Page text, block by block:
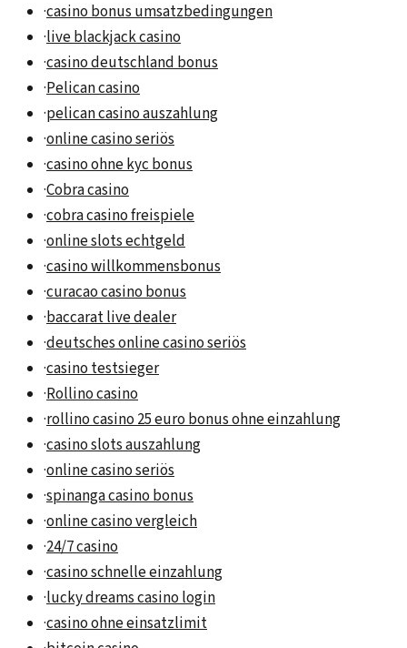
·casino bonus umsatzbedingungen
·live blackjack casino
·casino deutschland bonus
·Pelican casino
·pelican casino auszahlung
·online casino seriös
·casino ohne kyc bonus
·Cobra casino
·cobra casino freispiele
·online slots echtgeld
·casino willkommensbonus
·curacao casino bonus
·baccarat live dealer
·deutsches online casino seriös
·casino testsieger
·Rollino casino
·rollino casino 25 euro bonus ohne einzahlung
·casino slots auszahlung
·online casino seriös
·spinanga casino bonus
·online casino vergleich
·24/7 casino
·casino schnelle einzahlung
·lucky dreams casino login
·casino ohne einsatzlimit